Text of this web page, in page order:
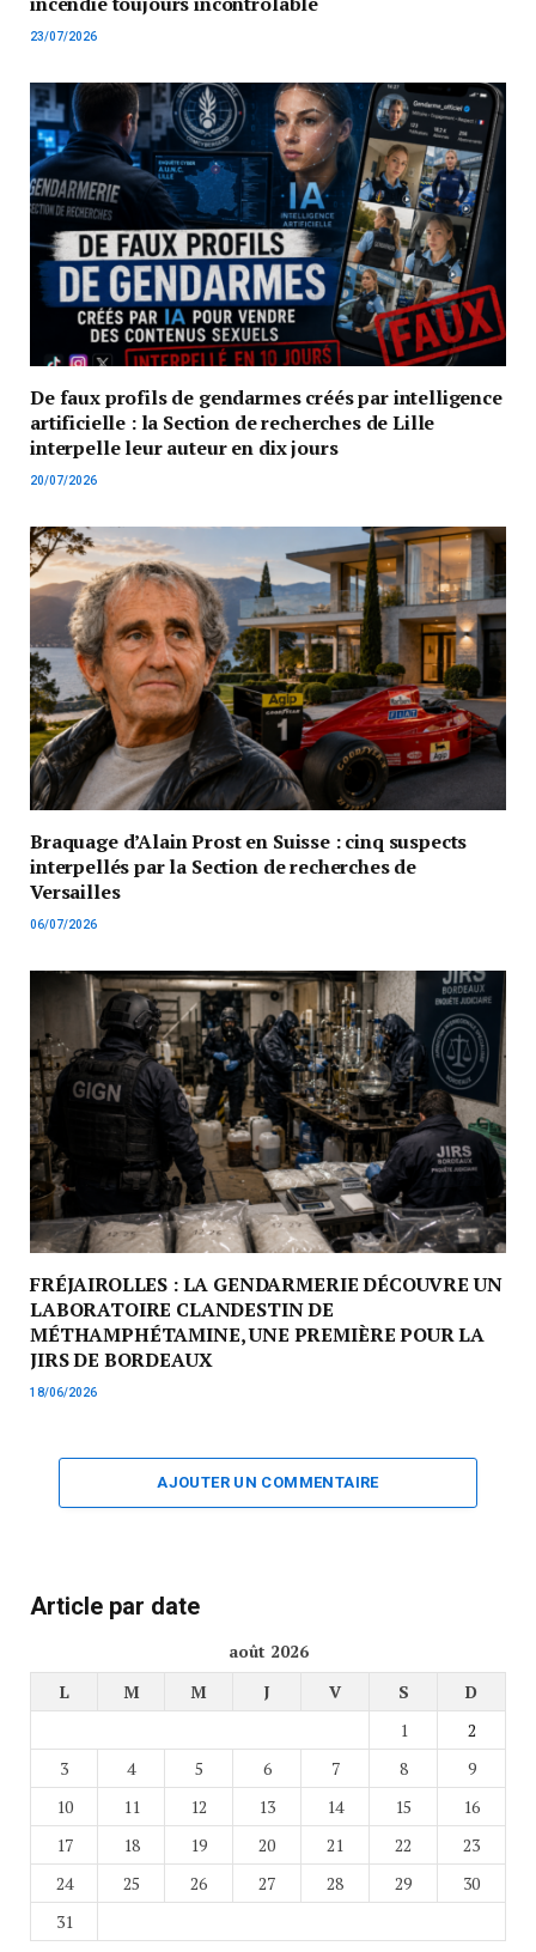
23/07/2026
De faux profils de gendarmes créés par intelligence
artificielle : la Section de recherches de Lille
interpelle leur auteur en dix jours
20/07/2026
Braquage d’Alain Prost en Suisse : cinq suspects
interpellés par la Section de recherches de
Versailles
06/07/2026
FRÉJAIROLLES : LA GENDARMERIE DÉCOUVRE UN
LABORATOIRE CLANDESTIN DE
MÉTHAMPHÉTAMINE, UNE PREMIÈRE POUR LA
JIRS DE BORDEAUX
18/06/2026
AJOUTER UN COMMENTAIRE
Article par date
août 2026
L
M M J V S
D
1
2
3
4 5 6 7 8
9
10
11 12 13 14 15
16
17
18 19 20 21 22
23
24
25 26 27 28 29
30
31